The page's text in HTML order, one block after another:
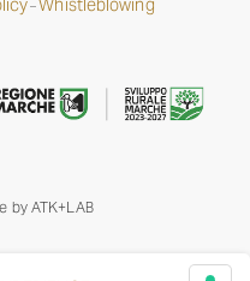
–Whistleblowing
by ATK+LAB